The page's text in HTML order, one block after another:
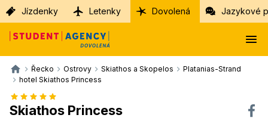
Jízdenky Letenky Dovolená Jazykové
Řecko Ostrovy Skiathos a Skopelos
Platanias-Strand
hotel Skiathos Princess
Skiathos Princess